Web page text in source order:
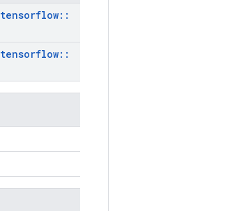
tensorflow::
tensorflow::